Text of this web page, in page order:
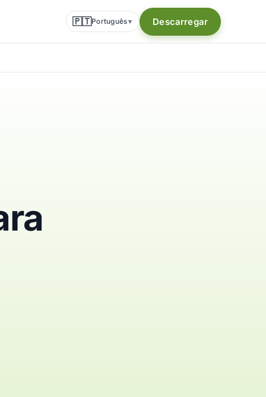
🇵🇹Português▾ Descarregar